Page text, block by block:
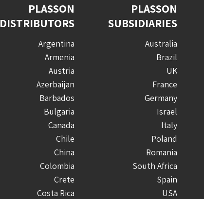
PLASSON
SUBSIDIARIES
Australia
Brazil
UK
France
Germany
Israel
Italy
Poland
Romania
South Africa
Spain
USA
PLASSON
DISTRIBUTORS
Argentina
Armenia
Austria
Azerbaijan
Barbados
Bulgaria
Canada
Chile
China
Colombia
Crete
Costa Rica